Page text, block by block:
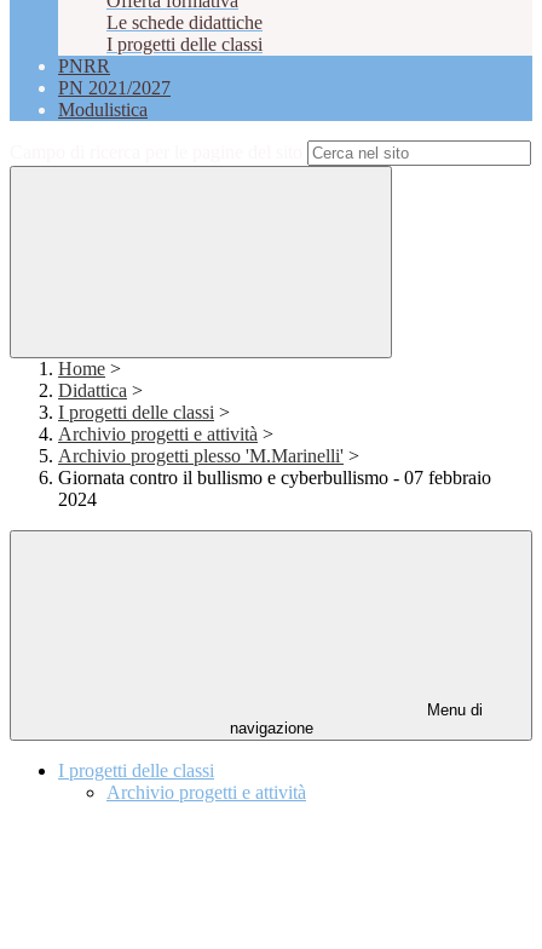
Le schede didattiche
I progetti delle classi
PNRR
PN 2021/2027
Modulistica
Home >
Didattica >
I progetti delle classi >
Archivio progetti e attività >
Archivio progetti plesso 'M.Marinelli' >
Giornata contro il bullismo e cyberbullismo - 07 febbraio
2024
Menu di
navigazione
I progetti delle classi
Archivio progetti e attività